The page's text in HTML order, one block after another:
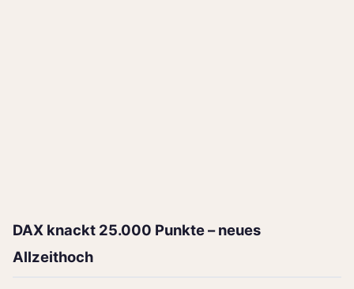
DAX knackt 25.000 Punkte – neues
Allzeithoch